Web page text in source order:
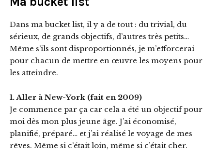
Dans ma bucket list, il y a de tout : du trivial, du
sérieux, de grands objectifs, d’autres très petits…
Même s’ils sont disproportionnés, je m’efforcerai
pour chacun de mettre en œuvre les moyens pour
les atteindre.
1. Aller à New-York (fait en 2009)
Je commence par ça car cela a été un objectif pour
moi dès mon plus jeune âge. J’ai économisé,
planifié, préparé… et j’ai réalisé le voyage de mes
rêves. Même si c’était loin, même si c’était cher.